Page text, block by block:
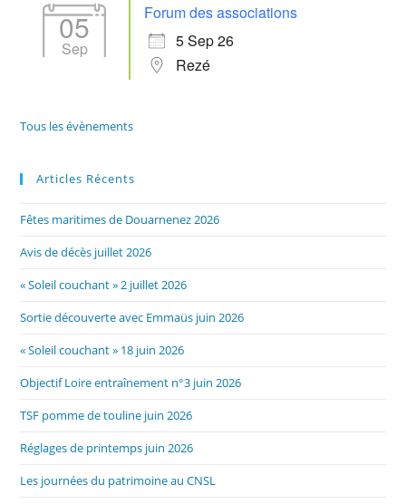
05
Sep
Forum des associations
5 Sep 26
Rezé
Tous les évènements
Articles Récents
Fêtes maritimes de Douarnenez 2026
Avis de décès juillet 2026
« Soleil couchant » 2 juillet 2026
Sortie découverte avec Emmaüs juin 2026
« Soleil couchant » 18 juin 2026
Objectif Loire entraînement n°3 juin 2026
TSF pomme de touline juin 2026
Réglages de printemps juin 2026
Les journées du patrimoine au CNSL